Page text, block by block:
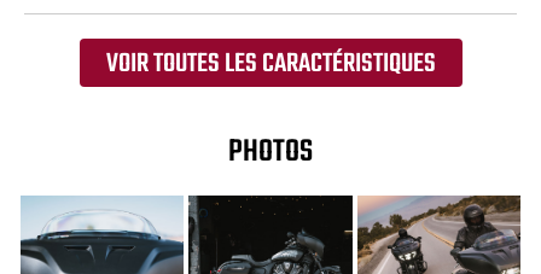
VOIR TOUTES LES CARACTÉRISTIQUES
PHOTOS